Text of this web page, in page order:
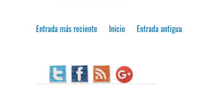
Entrada más reciente Entrada antigua
Inicio